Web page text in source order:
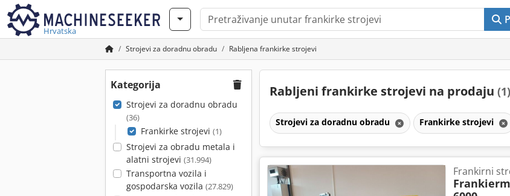
Hrvatska
Strojevi za doradnu obradu Rabljena frankirke strojevi
Kategorija
Strojevi za doradnu obradu
(36)
Frankirke strojevi (1)
Strojevi za obradu metala i
alatni strojevi (31.994)
Transportna vozila i
gospodarska vozila (27.829)
Rabljeni frankirke strojevi na prodaju (1)
Strojevi za doradnu obradu Frankirke strojevi
Frankirni